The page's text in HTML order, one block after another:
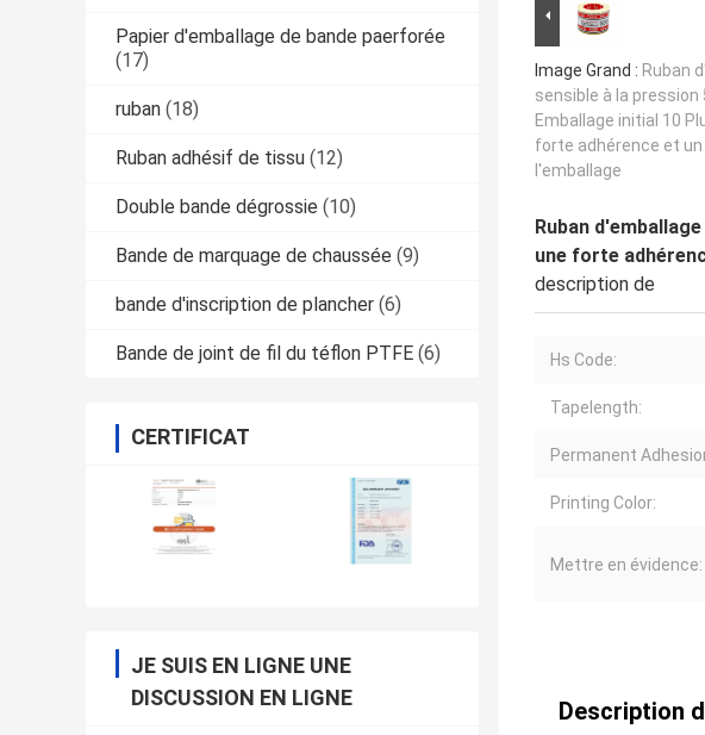
Papier d'emballage de bande paerforée
(17)
ruban (18)
Ruban adhésif de tissu (12)
Double bande dégrossie (10)
Bande de marquage de chaussée (9)
bande d'inscription de plancher (6)
Bande de joint de fil du téflon PTFE (6)
CERTIFICAT
JE SUIS EN LIGNE UNE
DISCUSSION EN LIGNE
Image Grand : Ruban
sensible à la pression
Emballage initial 10
forte adhérence et
l'emballage
Ruban
une forte
description de
Hs Code:
Tapelength:
Permanent
Printing Color:
Mettre en évidence:
Description